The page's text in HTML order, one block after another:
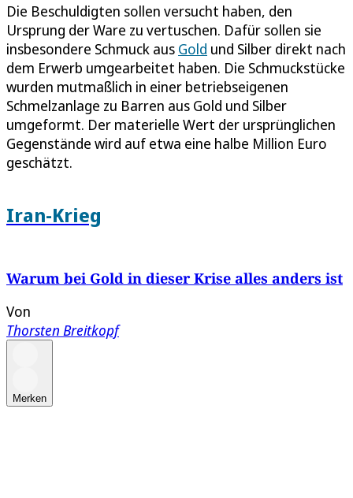
Die Beschuldigten sollen versucht haben, den
Ursprung der Ware zu vertuschen. Dafür sollen sie
insbesondere Schmuck aus Gold und Silber direkt nach
dem Erwerb umgearbeitet haben. Die Schmuckstücke
wurden mutmaßlich in einer betriebseigenen
Schmelzanlage zu Barren aus Gold und Silber
umgeformt. Der materielle Wert der ursprünglichen
Gegenstände wird auf etwa eine halbe Million Euro
geschätzt.
Iran-Krieg
Warum bei Gold in dieser Krise alles anders ist
Von
Thorsten Breitkopf
Merken